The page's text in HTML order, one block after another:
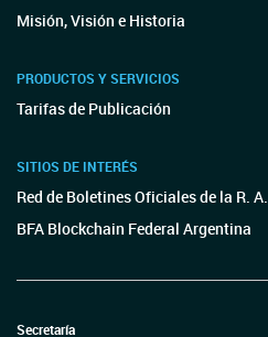
Misión, Visión e Historia
PRODUCTOS Y SERVICIOS
Tarifas de Publicación
SITIOS DE INTERÉS
Red de Boletines Oficiales de la R. A.
BFA Blockchain Federal Argentina
Secretaría